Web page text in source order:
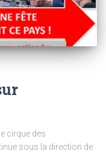
cirque des
sous la direction de